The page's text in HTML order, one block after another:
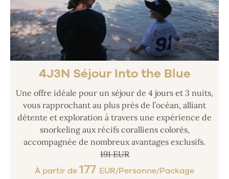
4J3N Séjour Into the Blue
Une offre idéale pour un séjour de 4 jours et 3 nuits,
vous rapprochant au plus près de l’océan, alliant
détente et exploration à travers une expérience de
snorkeling aux récifs coralliens colorés,
accompagnée de nombreux avantages exclusifs.
191 EUR
À partir de 177 EUR/Personne/Package